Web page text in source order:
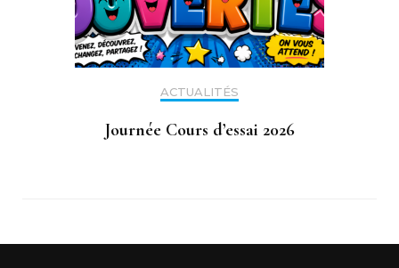
ACTUALITÉS
Journée Cours d’essai 2026